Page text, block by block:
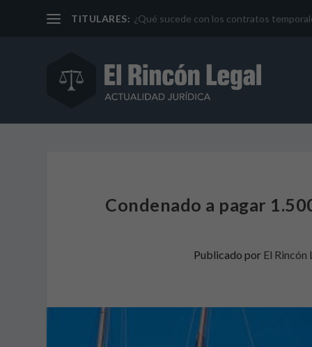
TITULARES: ¿Qué sucede con los contratos
Condenado a pagar
Publicado por El Rincón